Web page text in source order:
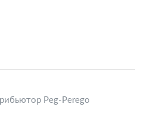
Peg-Perego